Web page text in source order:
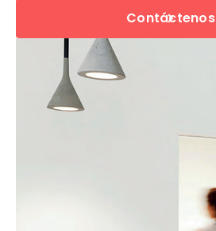
Contáctenos